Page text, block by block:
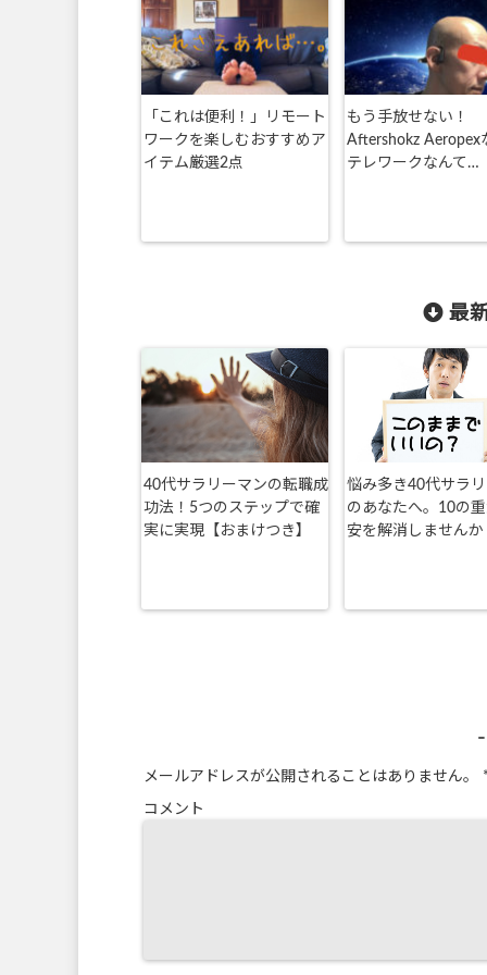
「これは便利！」リモート
ワークを楽しむおすすめア
イテム厳選2点
もう手放せない！
Aftershokz Aeropex
テレワークなんて…
最
40代サラリーマンの転職成
功法！5つのステップで確
実に実現【おまけつき】
悩み多き40代サラ
のあなたへ。10の
安を解消しませんか
メールアドレスが公開されることはありません。
コメント